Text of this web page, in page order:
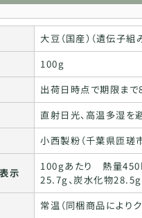
大豆（国産）（遺伝子組
100g
出荷日時点で期限まで
直射日光、高温多湿を
小西製粉（千葉県匝瑳
示
100gあたり 熱量
25.7g、炭水化物
常温（同梱商品により